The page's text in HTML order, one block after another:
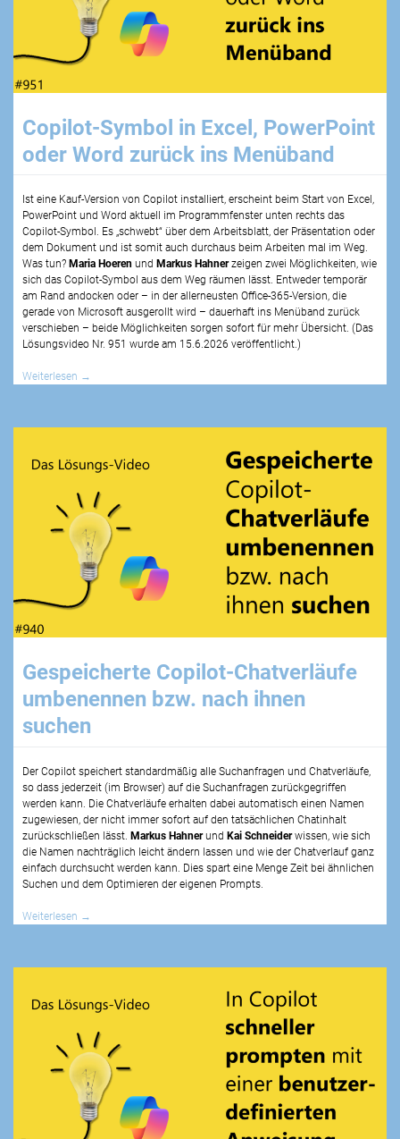
Copilot-Symbol in Excel, PowerPoint
oder Word zurück ins Menüband
Ist eine Kauf-Version von Copilot installiert, erscheint beim Start von Excel,
PowerPoint und Word aktuell im Programmfenster unten rechts das
Copilot-Symbol. Es „schwebt“ über dem Arbeitsblatt, der Präsentation oder
dem Dokument und ist somit auch durchaus beim Arbeiten mal im Weg.
Was tun? Maria Hoeren und Markus Hahnerzeigen zwei Möglichkeiten, wie
sich das Copilot-Symbol aus dem Weg räumen lässt. Entweder temporär
am Rand andocken oder – in der allerneusten Office-365-Version, die
gerade von Microsoft ausgerollt wird – dauerhaft ins Menüband zurück
verschieben – beide Möglichkeiten sorgen sofort für mehr Übersicht. (Das
Lösungsvideo Nr. 951 wurde am 15.6.2026 veröffentlicht.)
Weiterlesen →
Gespeicherte Copilot-Chatverläufe
umbenennen bzw. nach ihnen
suchen
Der Copilot speichert standardmäßig alle Suchanfragen und Chatverläufe,
so dass jederzeit (im Browser) auf die Suchanfragen zurückgegriffen
werden kann. Die Chatverläufe erhalten dabei automatisch einen Namen
zugewiesen, der nicht immer sofort auf den tatsächlichen Chatinhalt
zurückschließen lässt. Markus Hahnerund Kai Schneiderwissen, wie sich
die Namen nachträglich leicht ändern lassen und wie der Chatverlauf ganz
einfach durchsucht werden kann. Dies spart eine Menge Zeit bei ähnlichen
Suchen und dem Optimieren der eigenen Prompts.
Weiterlesen →